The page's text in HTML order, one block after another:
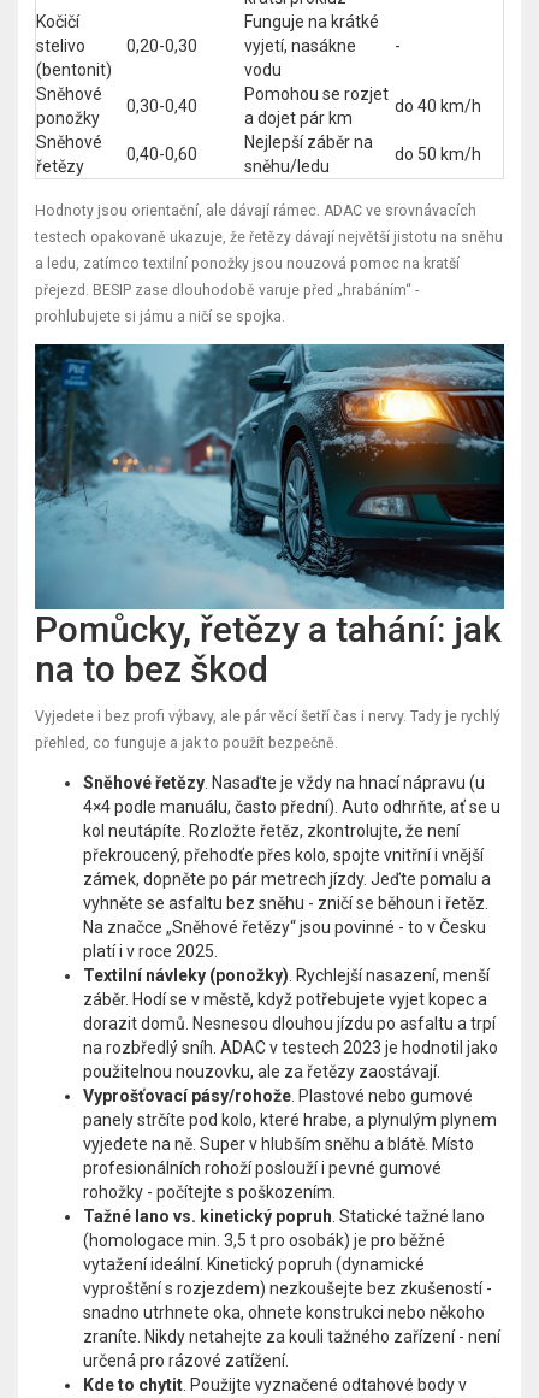
Kočičí
stelivo
(bentonit)
0,20-0,30
Funguje na krátké
vyjetí, nasákne
vodu
-
Sněhové
ponožky
0,30-0,40
Pomohou se rozjet
a dojet pár km
do 40 km/h
Sněhové
řetězy
0,40-0,60
Nejlepší záběr na
sněhu/ledu
do 50 km/h
Hodnoty jsou orientační, ale dávají rámec. ADAC ve srovnávacích
testech opakovaně ukazuje, že řetězy dávají největší jistotu na sněhu
a ledu, zatímco textilní ponožky jsou nouzová pomoc na kratší
přejezd. BESIP zase dlouhodobě varuje před „hrabáním“ -
prohlubujete si jámu a ničí se spojka.
Pomůcky, řetězy a tahání: jak
na to bez škod
Vyjedete i bez profi výbavy, ale pár věcí šetří čas i nervy. Tady je rychlý
přehled, co funguje a jak to použít bezpečně.
Sněhové řetězy . Nasaďte je vždy na hnací nápravu (u
4×4 podle manuálu, často přední). Auto odhrňte, ať se u
kol neutápíte. Rozložte řetěz, zkontrolujte, že není
překroucený, přehodťe přes kolo, spojte vnitřní i vnější
zámek, dopněte po pár metrech jízdy. Jeďte pomalu a
vyhněte se asfaltu bez sněhu - zničí se běhoun i řetěz.
Na značce „Sněhové řetězy“ jsou povinné - to v Česku
platí i v roce 2025.
Textilní návleky (ponožky) . Rychlejší nasazení, menší
záběr. Hodí se v městě, když potřebujete vyjet kopec a
dorazit domů. Nesnesou dlouhou jízdu po asfaltu a trpí
na rozbředlý sníh. ADAC v testech 2023 je hodnotil jako
použitelnou nouzovku, ale za řetězy zaostávají.
Vyprošťovací pásy/rohože . Plastové nebo gumové
panely strčíte pod kolo, které hrabe, a plynulým plynem
vyjedete na ně. Super v hlubším sněhu a blátě. Místo
profesionálních rohoží poslouží i pevné gumové
rohožky - počítejte s poškozením.
Tažné lano vs. kinetický popruh . Statické tažné lano
(homologace min. 3,5 t pro osobák) je pro běžné
vytažení ideální. Kinetický popruh (dynamické
vyproštění s rozjezdem) nezkoušejte bez zkušeností -
snadno utrhnete oka, ohnete konstrukci nebo někoho
zraníte. Nikdy netahejte za kouli tažného zařízení - není
určená pro rázové zatížení.
Kde to chytit . Použijte vyznačené odtahové body v